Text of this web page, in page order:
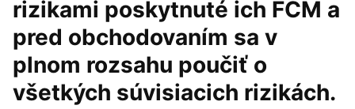
rizikami poskytnuté ich FCM a
pred obchodovaním sa v
plnom rozsahu poučiť o
všetkých súvisiacich rizikách.